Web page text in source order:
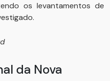
os levantamentos de
da Nova